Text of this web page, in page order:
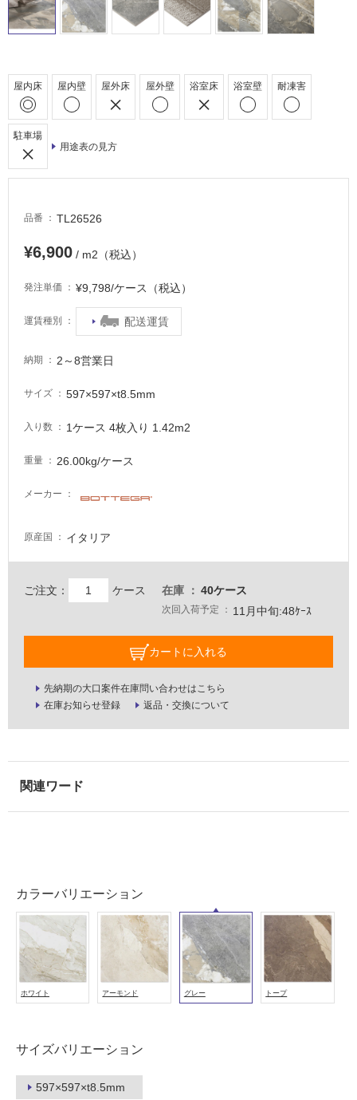
屋内床 屋内壁 屋外床 屋外壁 浴室床 浴室壁 耐凍害
駐車場
用途表の見方
品番 TL26526
¥6,900 / m2（税込）
発注単価 ¥9,798/ケース（税込）
運賃種別 配送運賃
納期 2～8営業日
サイズ 597×597×t8.5mm
入り数 1ケース 4枚入り 1.42m2
重量 26.00kg/ケース
メーカー
原産国 イタリア
ご注文： ケース 在庫 40ケース
次回入荷予定 11月中旬:48ｹｰｽ
カートに入れる
先納期の大口案件在庫問い合わせはこちら
在庫お知らせ登録
返品・交換について
カラーバリエーション
ホワイト アーモンド グレー トープ
サイズバリエーション
597×597×t8.5mm
床・
駐
場
非
常
適
る
て
が
注
意
が
要
し
い
い
内
屋
壁・
用
能
(寒
地
以
不